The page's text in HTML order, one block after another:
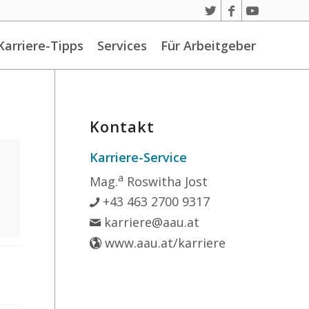
Tipps Services Für Arbeitgeber
Kontakt
Karriere-Service
Mag.a Roswitha Jost
+43 463 2700 9317
karriere@aau.at
www.aau.at/karriere